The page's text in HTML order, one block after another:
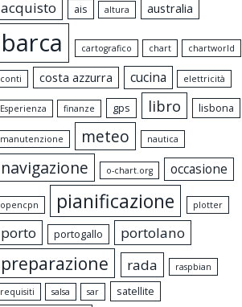
acquisto ais altura australia
barca cartografico chart chartworld
conti costa azzurra cucina elettricità
Esperienza finanze gps libro lisbona
manutenzione meteo nautica
navigazione o-chart.org occasione
opencpn pianificazione plotter
porto portogallo portolano
preparazione rada raspbian
requisiti salsa sar satellite